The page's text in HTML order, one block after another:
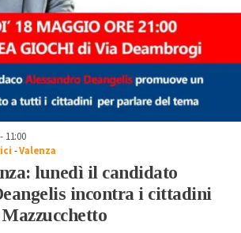
11:00
-Valenza
lunedì il candidato
incontra i cittadini